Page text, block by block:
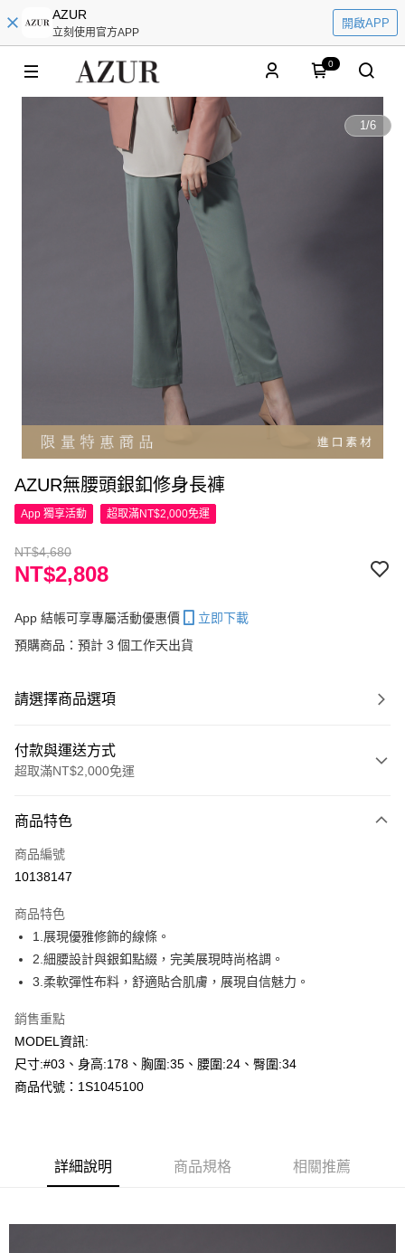
AZUR
立刻使用官方APP
開啟APP
0
1/6
AZUR無腰頭銀釦修身長褲
App 獨享活動 超取滿NT$2,000免運
NT$4,680
NT$2,808
App 結帳可享專屬活動優惠價
立即下載
預購商品：預計 3 個工作天出貨
請選擇商品選項
付款與運送方式
超取滿NT$2,000免運
信用卡一次付款
超商取貨付款
Apple Pay
悠遊付
全盈+PAY
AFTEE先享後付
相關說明
１．簡單：不需註冊會員、不需綁卡、不需儲值。
２．便利：只要手機號碼，簡訊認證，即可結帳。
３．安心：先確認商品／服務後，再付款。
【「AFTEE先享後付」結帳流程】
全家--滿2000元免運
每筆NT$60，滿NT$2,000(含以上)免運費
商品特色
商品編號
10138147
商品特色
1.展現優雅修飾的線條。
2.細腰設計與銀釦點綴，完美展現時尚格調。
3.柔軟彈性布料，舒適貼合肌膚，展現自信魅力。
銷售重點
MODEL資訊:
尺寸:#03、身高:178、胸圍:35、腰圍:24、臀圍:34
商品代號：1S1045100
詳細說明 商品規格 相關推薦